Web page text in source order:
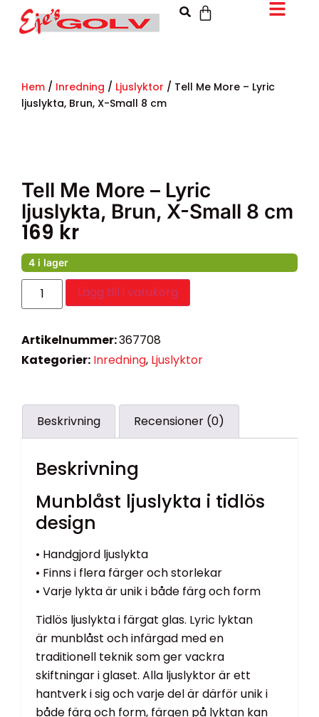
Hem / Inredning / Ljuslyktor / Tell Me More – Lyric
ljuslykta, Brun, X-Small 8 cm
Tell Me More – Lyric
ljuslykta, Brun, X-Small 8 cm
169 kr
4 i lager
Lägg till i varukorg
Artikelnummer:367708
Kategorier: Inredning, Ljuslyktor
Beskrivning Recensioner (0)
Beskrivning
Munblåst ljuslykta i tidlös
design
• Handgjord ljuslykta
• Finns i flera färger och storlekar
• Varje lykta är unik i både färg och form
Tidlös ljuslykta i färgat glas. Lyric lyktan
är munblåst och infärgad med en
traditionell teknik som ger vackra
skiftningar i glaset. Alla ljuslyktor är ett
hantverk i sig och varje del är därför unik i
både färg och form, färgen på lyktan kan